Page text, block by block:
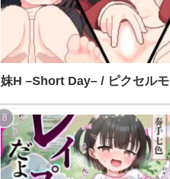
妹H –Short Day– / ピクセルモ